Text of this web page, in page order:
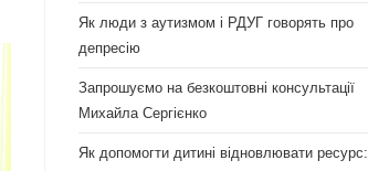
Як люди з аутизмом і РДУГ говорять про
депресію
Запрошуємо на безкоштовні консультації
Михайла Сергієнко
Як допомогти дитині відновлювати ресурс: